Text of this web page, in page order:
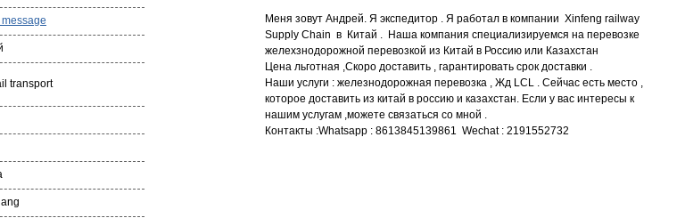
Меня зовут Андрей. Я экспедитор . Я работал в компании Xinfeng railway
Supply Chain в Китай . Наша компания специализируемся на перевозке
желехзнодорожной перевозкой из Китай в Россию или Казахстан
Цена льготная ,Скоро доставить , гарантировать срок доставки .
Наши услуги : железнодорожная перевозка , Жд LCL . Сейчас есть место ,
которое доставить из китай в россию и казахстан. Если у вас интересы к
нашим услугам ,можете связаться со мной .
Контакты :Whatsapp : 8613845139861 Wechat : 2191552732